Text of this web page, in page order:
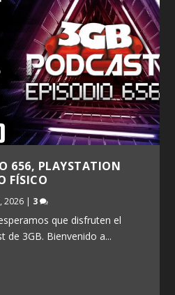
656, PLAYSTATION
FÍSICO
2026 | 3
que disfruten el
de 3GB. Bienvenido a...